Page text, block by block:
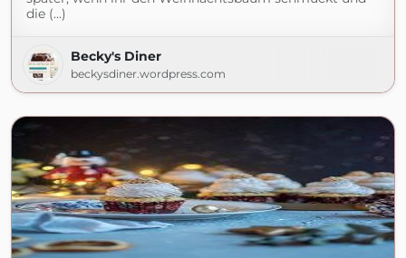
die (...)
Becky's Diner
beckysdiner.wordpress.com